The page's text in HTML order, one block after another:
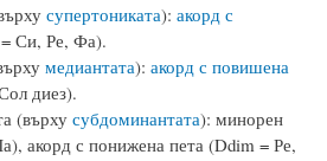
супертониката): акорд с
Си, Ре, Фа).
медиантата): акорд с повишена
диез).
(върху субдоминантата): минорен
акорд с понижена пета (Ddim = Ре,